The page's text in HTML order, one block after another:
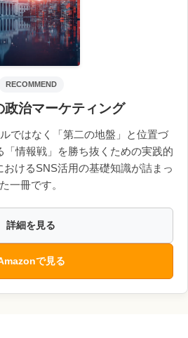
RECOMMEND
政治マーケティング
ではなく「第二の地盤」と位置づ
「情報戦」を勝ち抜くための実践的
けるSNS活用の基礎知識が詰まっ
た一冊です。
詳細を見る
で見る